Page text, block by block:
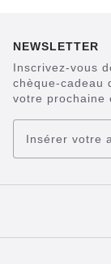
NEWSLETTER
Inscrivez-vous
chèque-cadeau
votre prochaine
Insérer votre